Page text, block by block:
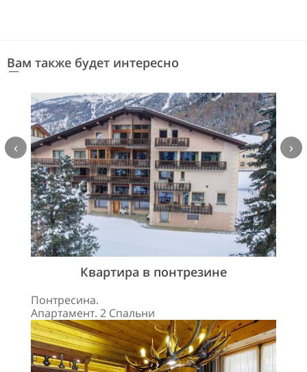
Вам также будет интересно
Квартира в понтрезине
Понтресина.
Апартамент. 2 Спальни
‹ ›